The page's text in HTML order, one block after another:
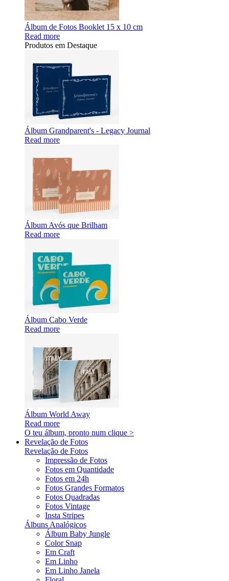
Álbum de Fotos Booklet 15 x 10 cm
Read more
Produtos em Destaque
Álbum Grandparent's - Legacy Journal
Read more
Álbum Avós que Brilham
Read more
Álbum Cabo Verde
Read more
Álbum World Away
Read more
O teu álbum, pronto num clique >
Revelação de Fotos
Revelação de Fotos
Impressão de Fotos
Fotos em Quantidade
Fotos em 24h
Fotos Grandes Formatos
Fotos Quadradas
Fotos Vintage
Insta Stripes
Álbuns Analógicos
Álbum Baby Jungle
Color Snap
Em Craft
Em Linho
Em Linho Janela